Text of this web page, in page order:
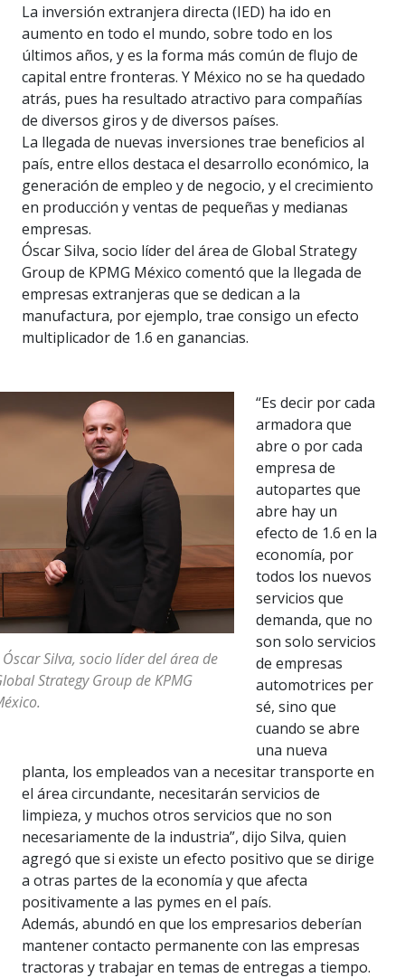
La inversión extranjera directa (IED) ha ido en
aumento en todo el mundo, sobre todo en los
últimos años, y es la forma más común de flujo de
capital entre fronteras. Y México no se ha quedado
atrás, pues ha resultado atractivo para compañías
de diversos giros y de diversos países.
La llegada de nuevas inversiones trae beneficios al
país, entre ellos destaca el desarrollo económico, la
generación de empleo y de negocio, y el crecimiento
en producción y ventas de pequeñas y medianas
empresas.
Óscar Silva, socio líder del área de Global Strategy
Group de KPMG México comentó que la llegada de
empresas extranjeras que se dedican a la
manufactura, por ejemplo, trae consigo un efecto
multiplicador de 1.6 en ganancias.
Óscar Silva, socio líder del área de
Strategy Group de KPMG
“Es decir por cada
armadora que
abre o por cada
empresa de
autopartes que
abre hay un
efecto de 1.6 en la
economía, por
todos los nuevos
servicios que
demanda, que no
son solo servicios
de empresas
automotrices per
sé, sino que
cuando se abre
una nueva
planta, los empleados van a necesitar transporte en
el área circundante, necesitarán servicios de
limpieza, y muchos otros servicios que no son
necesariamente de la industria”, dijo Silva, quien
agregó que si existe un efecto positivo que se dirige
a otras partes de la economía y que afecta
positivamente a las pymes en el país.
Además, abundó en que los empresarios deberían
mantener contacto permanente con las empresas
tractoras y trabajar en temas de entregas a tiempo.